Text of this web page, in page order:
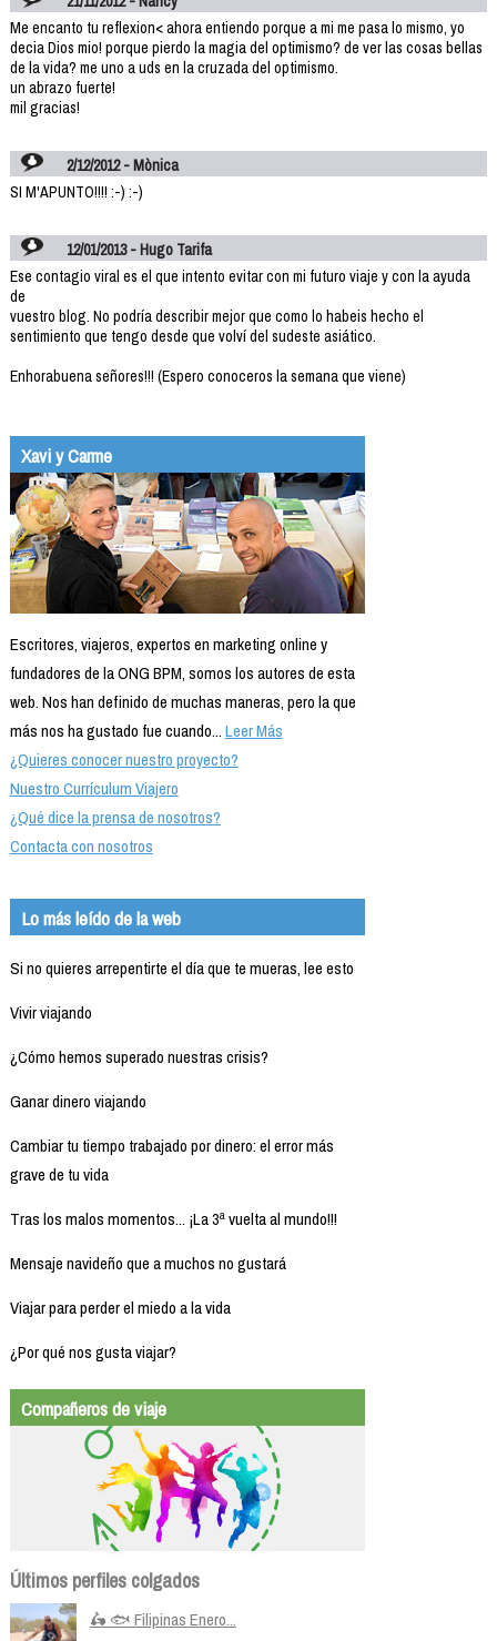
Me encanto tu reflexion< ahora entiendo porque a mi me pasa lo mismo, yo
decia Dios mio! porque pierdo la magia del optimismo? de ver las cosas bellas
de la vida? me uno a uds en la cruzada del optimismo.
un abrazo fuerte!
mil gracias!
2/12/2012 - Mònica
SI M'APUNTO!!!! :-) :-)
12/01/2013 - Hugo Tarifa
Ese contagio viral es el que intento evitar con mi futuro viaje y con la ayuda
de
vuestro blog. No podría describir mejor que como lo habeis hecho el
sentimiento que tengo desde que volví del sudeste asiático.
Enhorabuena señores!!! (Espero conoceros la semana que viene)
Xavi y Carme
Escritores, viajeros, expertos en marketing online y
fundadores de la ONG BPM, somos los autores de esta
web. Nos han definido de muchas maneras, pero la que
más nos ha gustado fue cuando...Leer Más
¿Quieres conocer nuestro proyecto?
Nuestro Currículum Viajero
¿Qué dice la prensa de nosotros?
Contacta con nosotros
Lo más leído de la web
Si no quieres arrepentirte el día que te mueras, lee esto
Vivir viajando
¿Cómo hemos superado nuestras crisis?
Ganar dinero viajando
Cambiar tu tiempo trabajado por dinero: el error más
grave de tu vida
Tras los malos momentos... ¡La 3ª vuelta al mundo!!!
Mensaje navideño que a muchos no gustará
Viajar para perder el miedo a la vida
¿Por qué nos gusta viajar?
Compañeros de viaje
Últimos perfiles colgados
🛵 🐟 Filipinas Enero...